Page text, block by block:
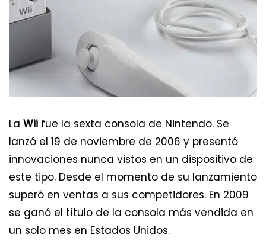
La Wii fue la sexta consola de Nintendo. Se
lanzó el 19 de noviembre de 2006 y presentó
innovaciones nunca vistos en un dispositivo de
este tipo. Desde el momento de su lanzamiento
superó en ventas a sus competidores. En 2009
se ganó el título de la consola más vendida en
un solo mes en Estados Unidos.